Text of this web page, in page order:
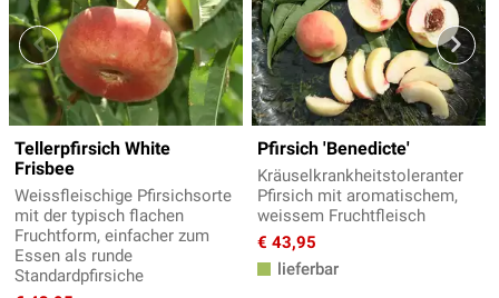
Tellerpfirsich White
Frisbee
Weissfleischige Pfirsichsorte
mit der typisch flachen
Fruchtform, einfacher zum
Essen als runde
Standardpfirsiche
Pfirsich 'Benedicte'
Kräuselkrankheitstoleranter
Pfirsich mit aromatischem,
weissem Fruchtfleisch
€ 43,95
lieferbar